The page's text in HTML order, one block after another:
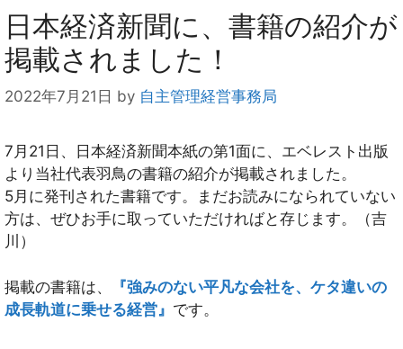
日本経済新聞に、書籍の紹介が
掲載されました！
2022年7月21日 by 自主管理経営事務局
7月21日、日本経済新聞本紙の第1面に、エベレスト出版
より当社代表羽鳥の書籍の紹介が掲載されました。
5月に発刊された書籍です。まだお読みになられていない
方は、ぜひお手に取っていただければと存じます。（吉
川）
掲載の書籍は、
『強みのない平凡な会社を、ケタ違いの
成長軌道に乗せる経営』 です。